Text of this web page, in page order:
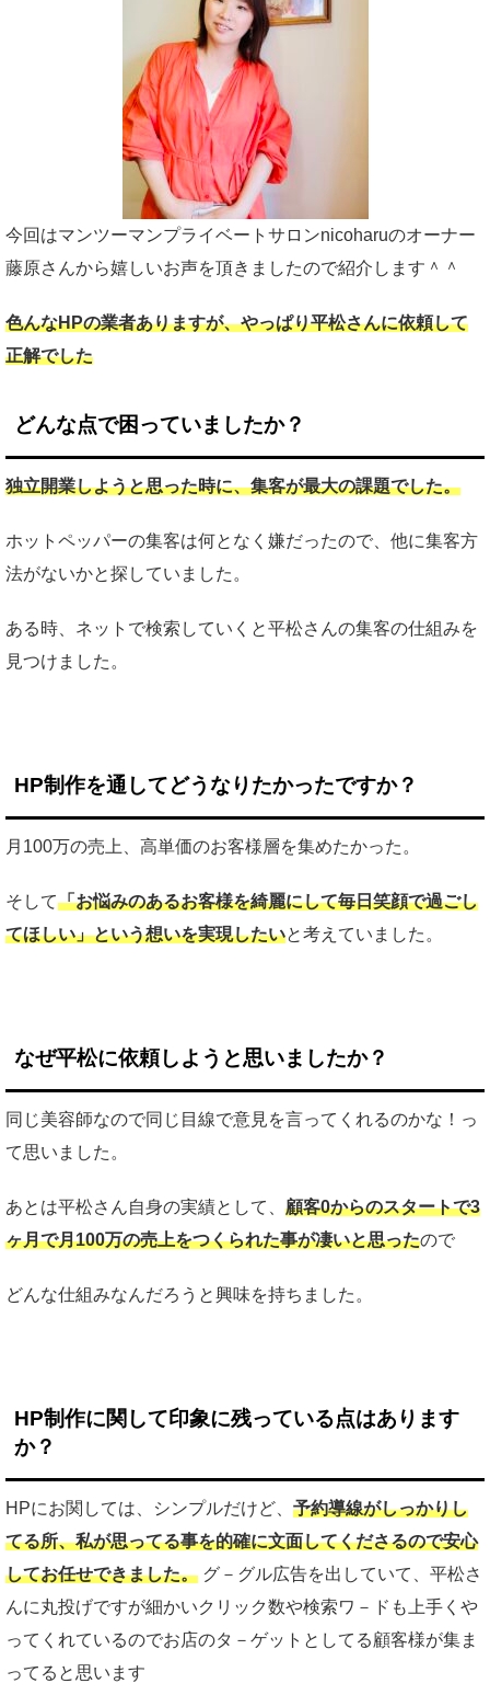
今回はマンツーマンプライベートサロンnicoharuのオーナー
藤原さんから嬉しいお声を頂きましたので紹介します＾＾
色んなHPの業者ありますが、やっぱり平松さんに依頼して
正解でした
どんな点で困っていましたか？
独立開業しようと思った時に、集客が最大の課題でした。
ホットペッパーの集客は何となく嫌だったので、他に集客方
法がないかと探していました。
ある時、ネットで検索していくと平松さんの集客の仕組みを
見つけました。
HP制作を通してどうなりたかったですか？
月100万の売上、高単価のお客様層を集めたかった。
そして「お悩みのあるお客様を綺麗にして毎日笑顔で過ごし
てほしい」という想いを実現したいと考えていました。
なぜ平松に依頼しようと思いましたか？
同じ美容師なので同じ目線で意見を言ってくれるのかな！っ
て思いました。
あとは平松さん自身の実績として、 顧客0からのスタートで3
ヶ月で月100万の売上をつくられた事が凄いと思ったので
どんな仕組みなんだろうと興味を持ちました。
HP制作に関して印象に残っている点はあります
か？
HPにお関しては、シンプルだけど、 予約導線がしっかりし
てる所、私が思ってる事を的確に文面してくださるので安心
してお任せできました。 グ－グル広告を出していて、平松さ
んに丸投げですが細かいクリック数や検索ワ－ドも上手くや
ってくれているのでお店のタ－ゲットとしてる顧客様が集ま
ってると思います